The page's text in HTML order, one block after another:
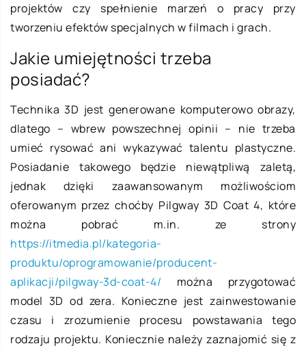
projektów czy spełnienie marzeń o pracy przy
tworzeniu efektów specjalnych w filmach i grach.
Jakie umiejętności trzeba
posiadać?
Technika 3D jest generowane komputerowo obrazy,
dlatego – wbrew powszechnej opinii – nie trzeba
umieć rysować ani wykazywać talentu plastyczne.
Posiadanie takowego będzie niewątpliwą zaletą,
jednak dzięki zaawansowanym możliwościom
oferowanym przez choćby Pilgway 3D Coat 4, które
można pobrać m.in. ze strony
https://itmedia.pl/kategoria-
produktu/oprogramowanie/producent-
aplikacji/pilgway-3d-coat-4/ można przygotować
model 3D od zera. Konieczne jest zainwestowanie
czasu i zrozumienie procesu powstawania tego
rodzaju projektu. Koniecznie należy zaznajomić się z